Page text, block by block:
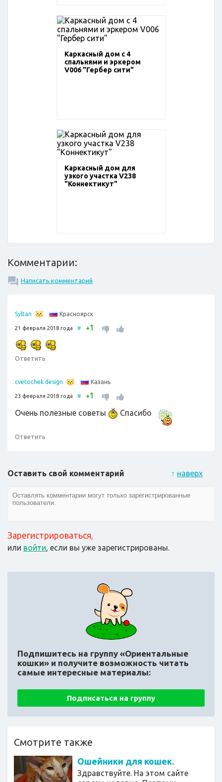
Каркасный дом с 4
спальнями и эркером
V006 "Гербер сити"
Каркасный дом для
узкого участка V238
"Коннектикут"
Комментарии:
Написать комментарий
Syltan Красноярск
21 февраля 2018 года # +1
Ответить
cvetochek design Казань
23 февраля 2018 года # +1
Очень полезные советы
Спасибо
Ответить
↑ наверх
Оставить свой комментарий
Зарегистрироваться,
или войти, если вы уже зарегистрированы.
Подпишитесь на группу «Ориентальные
кошки» и получите возможность читать
самые интересные материалы:
Подписаться на группу
Смотрите также
Ошейники для кошек.
Здравствуйте. На этом сайте